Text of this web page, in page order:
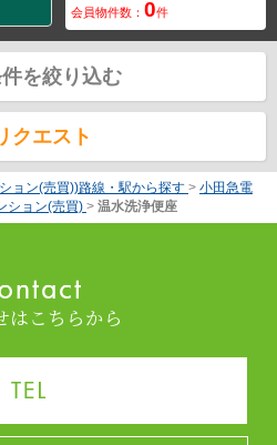
会員物件数： 0件
を絞り込む
クエスト
ョン(売買))路線・駅から探す > 小田急電
ション(売買) > 温水洗浄便座
はこちらから